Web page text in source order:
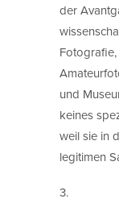
der
und
keines
weil sie in
legitimen
3.